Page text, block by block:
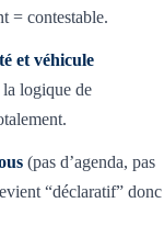
= contestable.
et véhicule
la logique de
(pas d’agenda, pas
“déclaratif” donc